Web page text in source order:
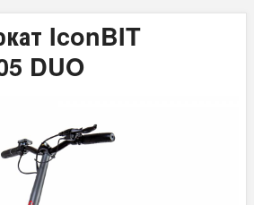
IconBIT
DUO